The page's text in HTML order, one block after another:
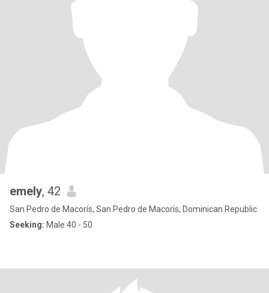
emely, 42
San Pedro de Macorís, San Pedro de Macorís, Dominican Republic
Seeking: Male 40 - 50